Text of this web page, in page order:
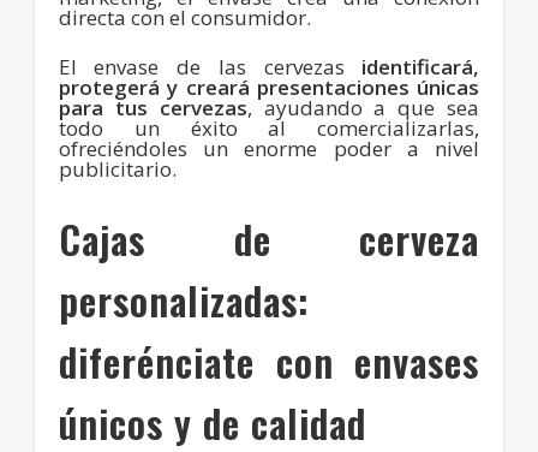
directa con el consumidor.
El envase de las cervezas identificará,
protegerá y creará presentaciones únicas
para tus cervezas, ayudando a que sea
todo un éxito al comercializarlas,
ofreciéndoles un enorme poder a nivel
publicitario.
Cajas de cerveza
personalizadas:
diferénciate con envases
únicos y de calidad